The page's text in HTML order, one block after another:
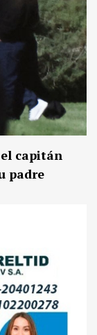
capitán
padre